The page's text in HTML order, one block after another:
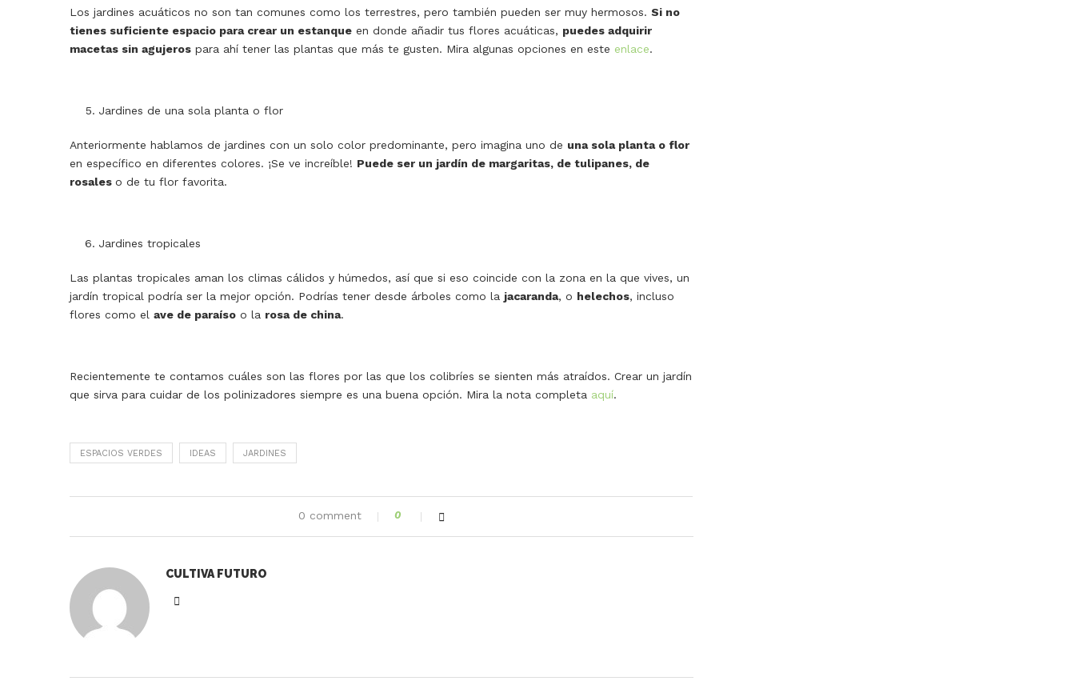
Los jardines acuáticos no son tan comunes como los terrestres, pero también pueden ser muy hermosos. Si no
tienes suficiente espacio para crear un estanque en donde añadir tus flores acuáticas, puedes adquirir
macetas sin agujeros para ahí tener las plantas que más te gusten. Mira algunas opciones en este enlace.
Jardines de una sola planta o flor
Anteriormente hablamos de jardines con un solo color predominante, pero imagina uno de una sola planta o flor
en específico en diferentes colores. ¡Se ve increíble! Puede ser un jardín de margaritas, de tulipanes, de
rosales o de tu flor favorita.
Jardines tropicales
Las plantas tropicales aman los climas cálidos y húmedos, así que si eso coincide con la zona en la que vives, un
jardín tropical podría ser la mejor opción. Podrías tener desde árboles como la jacaranda, o helechos, incluso
flores como el ave de paraíso o la rosa de china.
Recientemente te contamos cuáles son las flores por las que los colibríes se sienten más atraídos. Crear un jardín
que sirva para cuidar de los polinizadores siempre es una buena opción. Mira la nota completa aquí.
ESPACIOS VERDES IDEAS JARDINES
0 comment 0
CULTIVA FUTURO